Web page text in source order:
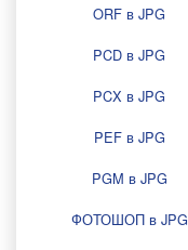
ORF в JPG
PCD в JPG
PCX в JPG
PEF в JPG
PGM в JPG
ФОТОШОП в JPG